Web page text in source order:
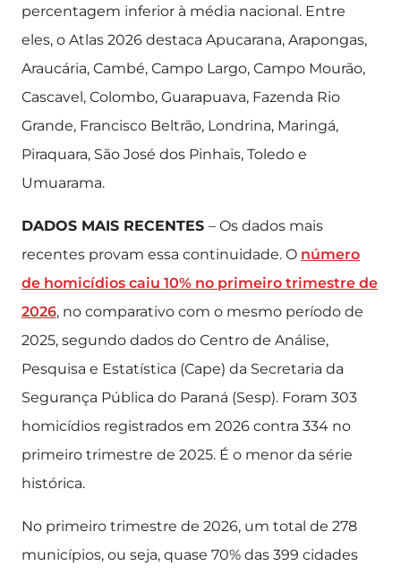
percentagem inferior à média nacional. Entre
eles, o Atlas 2026 destaca Apucarana, Arapongas,
Araucária, Cambé, Campo Largo, Campo Mourão,
Cascavel, Colombo, Guarapuava, Fazenda Rio
Grande, Francisco Beltrão, Londrina, Maringá,
Piraquara, São José dos Pinhais, Toledo e
Umuarama.
DADOS MAIS RECENTES – Os dados mais
recentes provam essa continuidade. O número
de homicídios caiu 10% no primeiro trimestre de
2026, no comparativo com o mesmo período de
2025, segundo dados do Centro de Análise,
Pesquisa e Estatística (Cape) da Secretaria da
Segurança Pública do Paraná (Sesp). Foram 303
homicídios registrados em 2026 contra 334 no
primeiro trimestre de 2025. É o menor da série
histórica.
No primeiro trimestre de 2026, um total de 278
municípios, ou seja, quase 70% das 399 cidades